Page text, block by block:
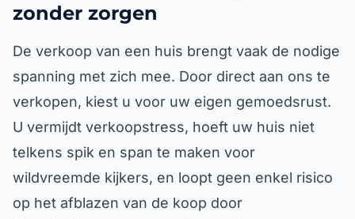
zonder zorgen
De verkoop van een huis brengt vaak de nodige
spanning met zich mee. Door direct aan ons te
verkopen, kiest u voor uw eigen gemoedsrust.
U vermijdt verkoopstress, hoeft uw huis niet
telkens spik en span te maken voor
wildvreemde kijkers, en loopt geen enkel risico
op het afblazen van de koop door